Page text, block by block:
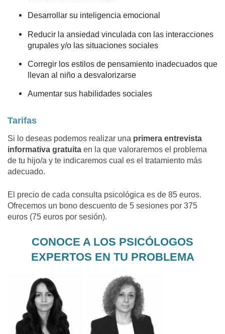
Desarrollar su inteligencia emocional
Reducir la ansiedad vinculada con las interacciones
grupales y/o las situaciones sociales
Corregir los estilos de pensamiento inadecuados que
llevan al niño a desvalorizarse
Aumentar sus habilidades sociales
Tarifas
Si lo deseas podemos realizar una primera entrevista
informativa gratuita en la que valoraremos el problema
de tu hijo/a y te indicaremos cual es el tratamiento más
adecuado.
El precio de cada consulta psicológica es de 85 euros.
Ofrecemos un bono descuento de 5 sesiones por 375
euros (75 euros por sesión).
CONOCE A LOS PSICÓLOGOS
EXPERTOS EN TU PROBLEMA